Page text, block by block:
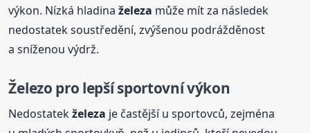
výkon. Nízká hladinaželeza může mít za následek
nedostatek soustředění, zvýšenou podrážděnost
a sníženou výdrž.
Železo pro lepší sportovní výkon
Nedostatekželeza je častější u sportovců, zejména